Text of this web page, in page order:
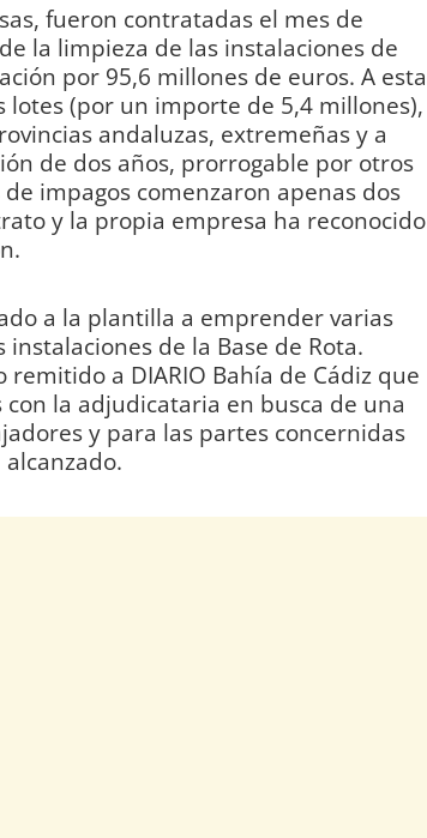
fueron contratadas el mes de
la limpieza de las instalaciones de
por 95,6 millones de euros. A esta
(por un importe de 5,4 millones),
andaluzas, extremeñas y a
de dos años, prorrogable por otros
impagos comenzaron apenas dos
y la propia empresa ha reconocido
a la plantilla a emprender varias
de la Base de Rota.
a DIARIO Bahía de Cádiz que
la adjudicataria en busca de una
y para las partes concernidas